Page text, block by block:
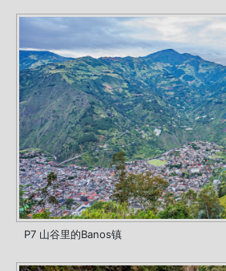
P7 山谷里的Banos镇